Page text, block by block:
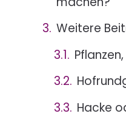
Weitere
Hacke